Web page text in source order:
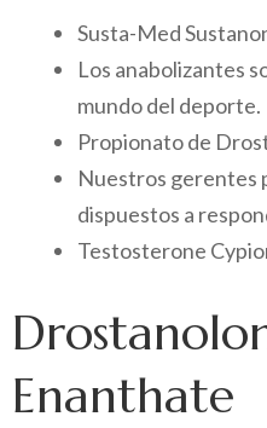
Susta-Med
Los anabolizantes
mundo del deporte.
Propionato de
Nuestros gerentes
dispuestos a
Testosterone
Enanthate